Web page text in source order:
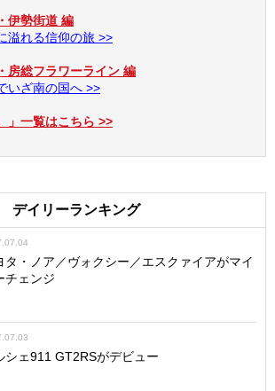
伊勢街道 編
溢れる信仰の旅 >>
房総フラワーライン 編
いざ南の国へ >>
」一覧はこちら >>
デイリーランキング
タ・ノア／ヴォクシー／エスクァイアがマイ
チェンジ
シェ911 GT2RSがデビュー